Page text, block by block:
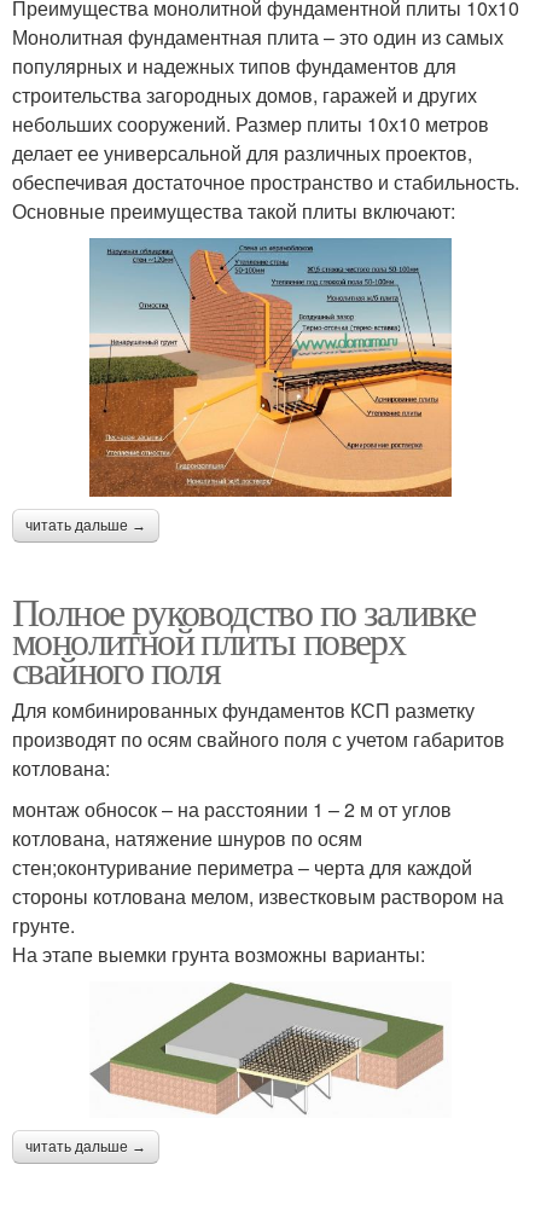
Преимущества монолитной фундаментной плиты 10х10
Монолитная фундаментная плита – это один из самых
популярных и надежных типов фундаментов для
строительства загородных домов, гаражей и других
небольших сооружений. Размер плиты 10х10 метров
делает ее универсальной для различных проектов,
обеспечивая достаточное пространство и стабильность.
Основные преимущества такой плиты включают:
читать дальше →
Полное руководство по заливке
монолитной плиты поверх
свайного поля
Для комбинированных фундаментов КСП разметку
производят по осям свайного поля с учетом габаритов
котлована:
монтаж обносок – на расстоянии 1 – 2 м от углов
котлована, натяжение шнуров по осям
стен;оконтуривание периметра – черта для каждой
стороны котлована мелом, известковым раствором на
грунте.
На этапе выемки грунта возможны варианты:
читать дальше →